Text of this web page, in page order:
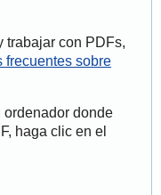
trabajar con PDFs,
frecuentes sobre
ordenador donde
haga clic en el